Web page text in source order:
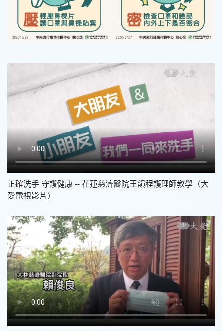
正確洗手 守護健康 -- 花蓮慈濟醫院王韻程護理師教學（大
愛電視影片）